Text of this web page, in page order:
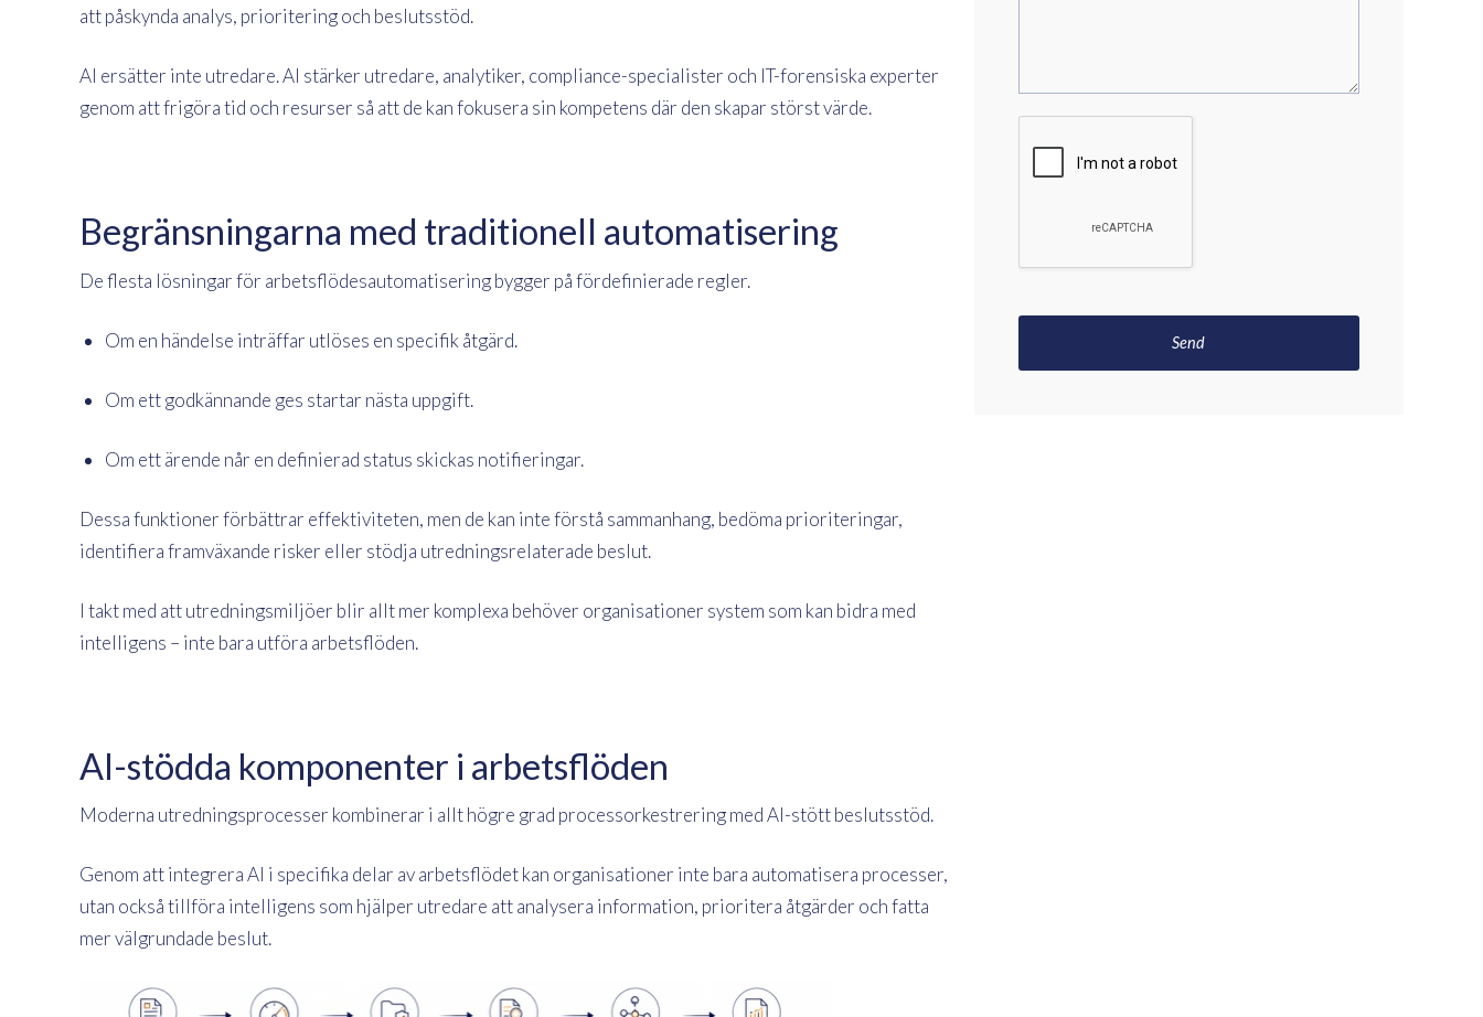
att påskynda analys, prioritering och beslutsstöd.
AI ersätter inte utredare. AI stärker utredare, analytiker, compliance-specialister och IT-forensiska experter
genom att frigöra tid och resurser så att de kan fokusera sin kompetens där den skapar störst värde.
Begränsningarna med traditionell automatisering
De flesta lösningar för arbetsflödesautomatisering bygger på fördefinierade regler.
Om en händelse inträffar utlöses en specifik åtgärd.
Om ett godkännande ges startar nästa uppgift.
Om ett ärende når en definierad status skickas notifieringar.
Dessa funktioner förbättrar effektiviteten, men de kan inte förstå sammanhang, bedöma prioriteringar,
identifiera framväxande risker eller stödja utredningsrelaterade beslut.
I takt med att utredningsmiljöer blir allt mer komplexa behöver organisationer system som kan bidra med
intelligens – inte bara utföra arbetsflöden.
AI-stödda komponenter i arbetsflöden
Moderna utredningsprocesser kombinerar i allt högre grad processorkestrering med AI-stött beslutsstöd.
Genom att integrera AI i specifika delar av arbetsflödet kan organisationer inte bara automatisera processer,
utan också tillföra intelligens som hjälper utredare att analysera information, prioritera åtgärder och fatta
mer välgrundade beslut.